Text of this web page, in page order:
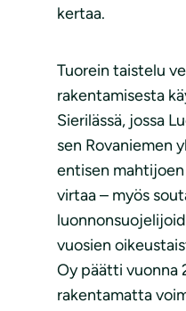
kertaa.
Tuorein taistelu
rakentamisesta
Sierilässä, jossa
sen Rovaniemen
entisen
virtaa – myös
vuosien
Oy päätti vuonna
rakentamatta